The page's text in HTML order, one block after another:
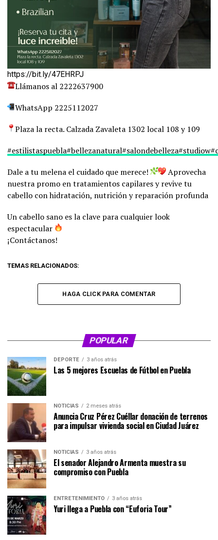
https://bit.ly/47EHRPJ
Llámanos al 2222637900
WhatsApp 2225112027
Plaza la recta. Calzada Zavaleta 1302 local 108 y 109
#estilistaspuebla#bellezanatural#salondebelleza#studiow
Dale a tu melena el cuidado que merece!
Aprovecha
nuestra promo en tratamientos capilares y revive tu
cabello con hidratación, nutrición y reparación profunda
Un cabello sano es la clave para cualquier look
espectacular
¡Contáctanos!
TEMAS RELACIONADOS:
HAGA CLICK PARA COMENTAR
POPULAR
DEPORTE 3 años atrás
Las 5 mejores Escuelas de Fútbol en Puebla
NOTICIAS 2 meses atrás
Anuncia Cruz Pérez Cuéllar donación de terrenos
para impulsar vivienda social en Ciudad Juárez
NOTICIAS 3 años atrás
El senador Alejandro Armenta muestra su
compromiso con Puebla
ENTRETENIMIENTO 3 años atrás
Yuri llega a Puebla con “Euforia Tour”